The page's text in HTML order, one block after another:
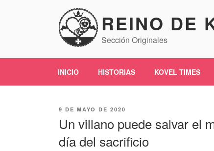
REINO DE
Sección Originales
INICIO HISTORIAS KOVEL TIMES
PUBLICADO
9 DE MAYO DE 2020
Un villano puede salvar el
día del sacrificio